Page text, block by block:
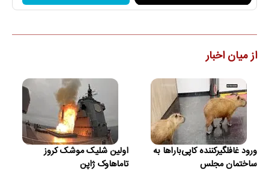
از میان اخبار
ورود غافلگیرکننده کاپی‌باراها به
ساختمان مجلس
اولین شلیک موشک کروز
تاماهاوک ژاپن